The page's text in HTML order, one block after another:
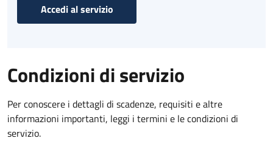
Accedi al servizio
Condizioni di servizio
Per conoscere i dettagli di scadenze, requisiti e altre
informazioni importanti, leggi i termini e le condizioni di
servizio.